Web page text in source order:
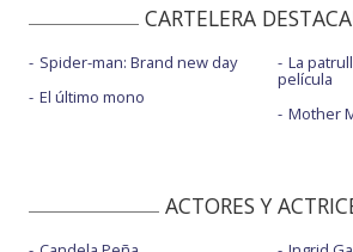
CARTELERA
Spider-man: Brand new day
El último mono
La
película
Mother
ACTORES Y